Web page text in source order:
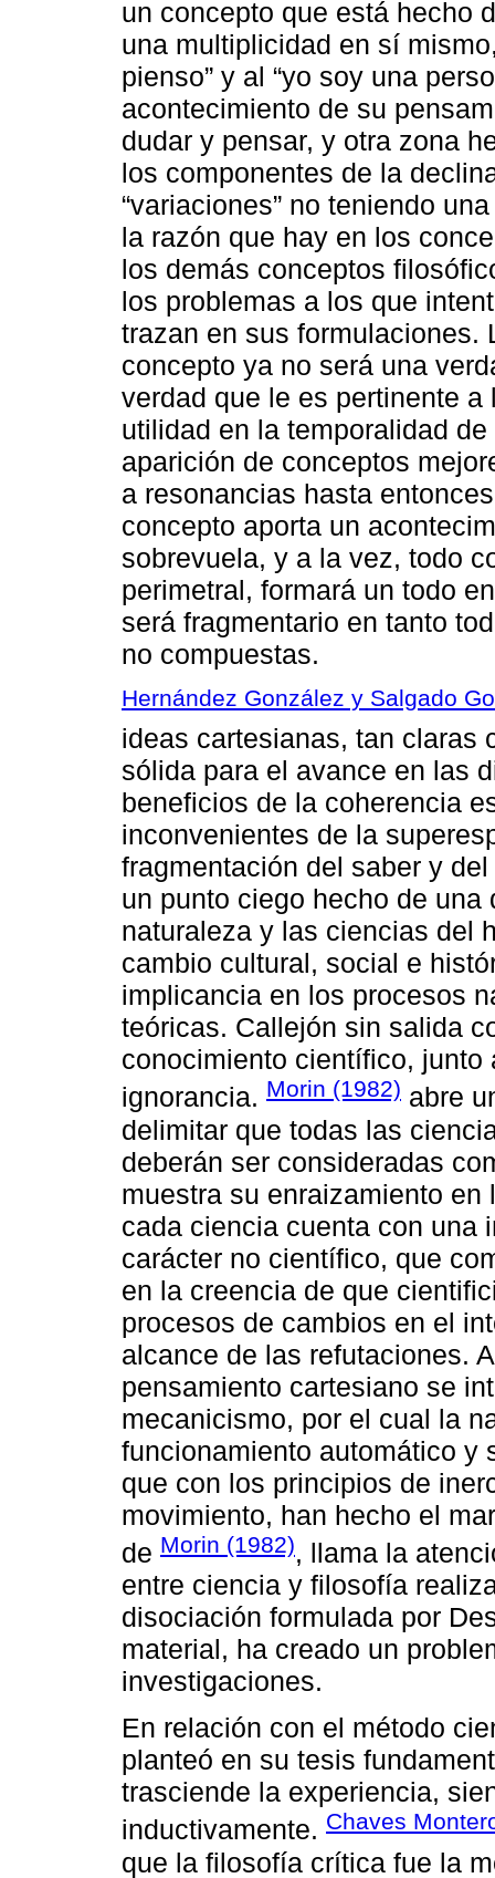
un concepto que está hecho
una multiplicidad en sí
pienso” y al “yo soy una
acontecimiento de su
dudar y pensar, y otra zona
los componentes de la
“variaciones” no teniendo
la razón que hay en los
los demás conceptos
los problemas a los que
trazan en sus formulaciones.
concepto ya no será una
verdad que le es pertinente
utilidad en la temporalidad
aparición de conceptos
a resonancias hasta
concepto aporta un
sobrevuela, y a la vez, todo
perimetral, formará un todo
será fragmentario en tanto
no compuestas.
Hernández González y Salgado
ideas cartesianas, tan claras
sólida para el avance en las
beneficios de la coherencia
inconvenientes de la
fragmentación del saber y
un punto ciego hecho de
naturaleza y las ciencias del
cambio cultural, social e
implicancia en los procesos
teóricas. Callejón sin salida
conocimiento científico,
ignorancia. Morin (1982) abre
delimitar que todas las
deberán ser consideradas
muestra su enraizamiento
cada ciencia cuenta con una
carácter no científico, que
en la creencia de que
procesos de cambios en el
alcance de las refutaciones.
pensamiento cartesiano se
mecanicismo, por el cual la
funcionamiento automático y
que con los principios de
movimiento, han hecho el
de Morin (1982), llama la
entre ciencia y filosofía
disociación formulada por
material, ha creado un
investigaciones.
En relación con el método
planteó en su tesis
trasciende la experiencia,
inductivamente. Chaves
que la filosofía crítica fue la